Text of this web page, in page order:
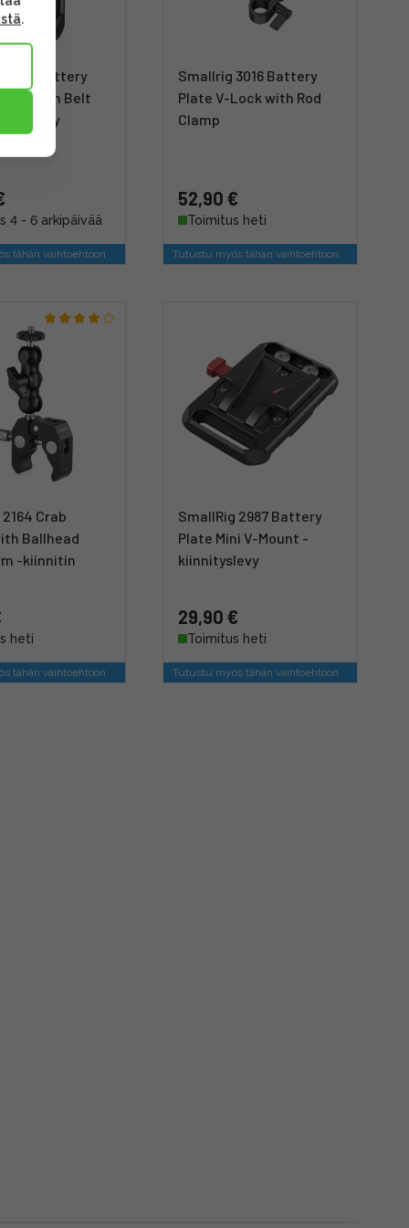
Battery
with Belt
4 - 6 arkipäivää
tähän vaihtoehtoon
Smallrig 3016 Battery
Plate V-Lock with Rod
Clamp
52,90 €
Toimitus heti
Tutustu myös tähän vaihtoehtoon
Crab
Ballhead
-kiinnitin
heti
tähän vaihtoehtoon
SmallRig 2987 Battery
Plate Mini V-Mount -
kiinnityslevy
29,90 €
Toimitus heti
Tutustu myös tähän vaihtoehtoon
.